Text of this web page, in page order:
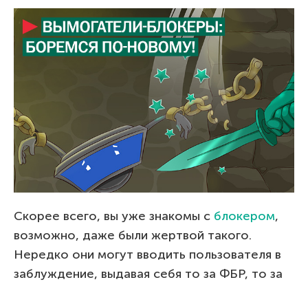
Скорее всего, вы уже знакомы с блокером,
возможно, даже были жертвой такого.
Нередко они могут вводить пользователя в
заблуждение, выдавая себя то за ФБР, то за